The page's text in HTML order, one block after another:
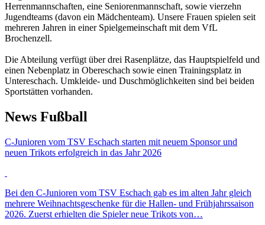
Herrenmannschaften, eine Seniorenmannschaft, sowie vierzehn
Jugendteams (davon ein Mädchenteam). Unsere Frauen spielen seit
mehreren Jahren in einer Spielgemeinschaft mit dem VfL
Brochenzell.
Die Abteilung verfügt über drei Rasenplätze, das Hauptspielfeld und
einen Nebenplatz in Obereschach sowie einen Trainingsplatz in
Untereschach. Umkleide- und Duschmöglichkeiten sind bei beiden
Sportstätten vorhanden.
News Fußball
C-Junioren vom TSV Eschach starten mit neuem Sponsor und
neuen Trikots erfolgreich in das Jahr 2026
Bei den C-Junioren vom TSV Eschach gab es im alten Jahr gleich
mehrere Weihnachtsgeschenke für die Hallen- und Frühjahrssaison
2026. Zuerst erhielten die Spieler neue Trikots von…